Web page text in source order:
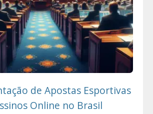
de Apostas Esportivas
Online no Brasil